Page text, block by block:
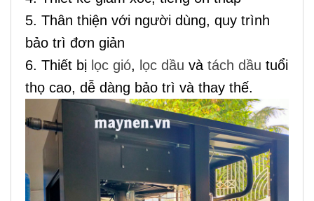
5. Thân thiện với người dùng, quy trình
bảo trì đơn giản
6. Thiết bị lọc gió, lọc dầu và tách dầu tuổi
thọ cao, dễ dàng bảo trì và thay thế.